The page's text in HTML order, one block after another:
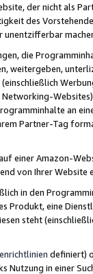
der nicht als
des
unentzifferbar
die
weitergeben,
an
Partner-Tag
einer Amazon-
von Ihrer
in den
Produkt, eine
steht
definiert)
Nutzung in einer